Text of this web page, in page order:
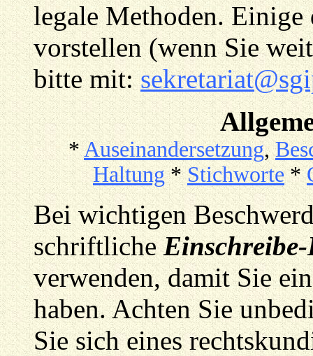
legale Methoden.
vorstellen (wenn Sie
bitte mit:
*Auseinandersetzung,
Haltung*Stichworte*
Bei wichtigen
schriftliche
verwenden, damit Sie
haben. Achten Sie
Sie sich eines